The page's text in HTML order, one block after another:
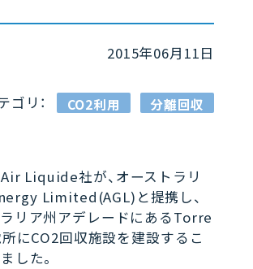
2015年06月11日
ゴリ： CO2利用 分離回収
Liquide社が、オーストラリ
Limited(AGL)と提携し、
リア州アデレードにあるTorre
にCO2回収施設を建設するこ
した。